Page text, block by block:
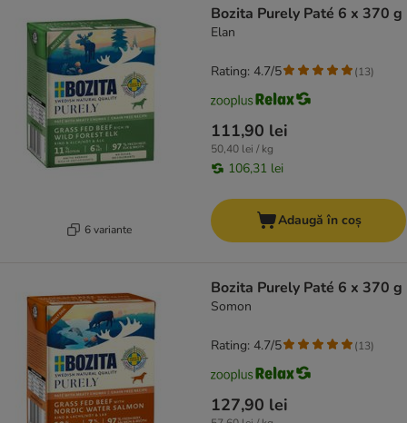
6 variante
Bozita Purely Paté 6 x 370 g
Elan
111,90 lei
50,40 lei / kg
106,31 lei
Rating: 4.7/5 (13)
Adaugă în coș
Bozita Purely Paté 6 x 370 g
Somon
127,90 lei
Rating: 4.7/5 (13)